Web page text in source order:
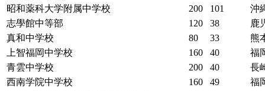
昭和薬科大学附属中学校
200 101
沖
志學館中等部
120 38
鹿
真和中学校
80 33
熊
上智福岡中学校
160 40
福
青雲中学校
200 40
長
西南学院中学校
160 49
福